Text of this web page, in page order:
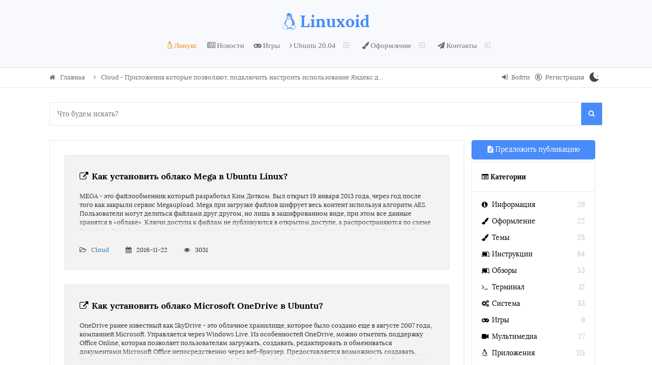
Linuxoid
Линукс Новости Игры Ubuntu 20.04 Оформление Контакты
Главная Cloud - Приложения которые позволяют, подключить настроить использование Яндекс диск, Google Диск, майл ру и прочие облака которые позволяют хранить данные в дистрибутиве Ubuntu. Войти Регистрация
Как установить облако Mega в Ubuntu Linux?
MEGA - это файлообменник который разработал Ким Дотком. Был открыт 19 января 2013 года, через год после
того как закрыли сервис Megaupload. Mega при загрузке файлов шифрует весь контент используя алгоритм AES.
Пользователи могут делиться файлами друг другом, но лишь в зашифрованном виде, при этом все данные
хранятся в «облаке». Ключи доступа к файлам не публикуются в открытом доступе, а распространяются по схеме
Friend-to-Friend, между доверяющими друг другу пользователями. То есть, я делюсь с другом файлом, чтобы он
сможет прочесть.
Cloud 2016-11-22 3031
Как установить облако Microsoft OneDrive в Ubuntu?
OneDrive ранее известный как SkyDrive - это облачное хранилище, которое было создано еще в августе 2007 года,
компанией Microsoft. Управляется через Windows Live. Из особенностей OneDrive, можно отметить поддержку
Office Online, которая позволяет пользователям загружать, создавать, редактировать и обмениваться
документами Microsoft Office непосредственно через веб-браузер. Предоставляется возможность создавать,
просматривать и редактировать документы Word, Excel, PowerPoint и OneNote через браузер без необходимости
Предложить публикацию
Категории
Информация
26
Оформление
22
Темы
28
Инструкции
64
Обзоры
53
Терминал
12
Система
33
Игры
9
Мультимедиа
27
Приложения
115